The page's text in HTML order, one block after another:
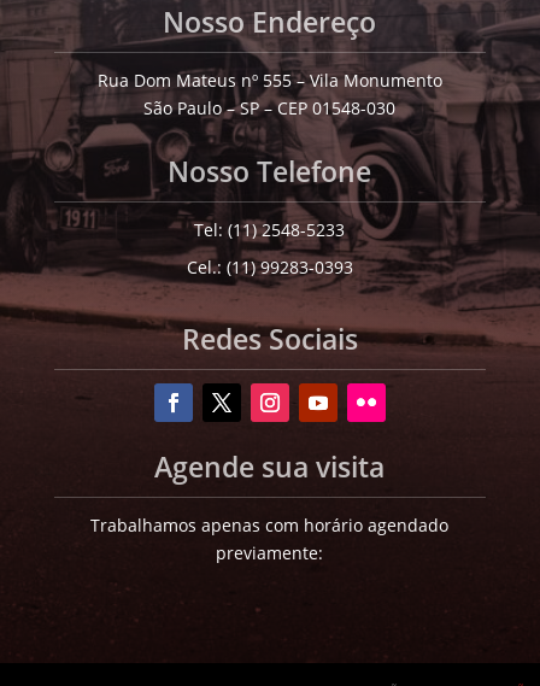
Nosso Endereço
Rua Dom Mateus nº 555 – Vila Monumento
São Paulo – SP – CEP 01548-030
Nosso Telefone
Tel: (11) 2548-5233
Cel.: (11) 99283-0393
Redes Sociais
Agende sua visita
Trabalhamos apenas com horário agendado
previamente: